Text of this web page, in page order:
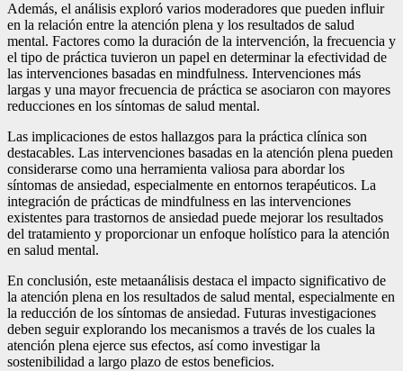
Además, el análisis exploró varios moderadores que pueden influir
en la relación entre la atención plena y los resultados de salud
mental. Factores como la duración de la intervención, la frecuencia y
el tipo de práctica tuvieron un papel en determinar la efectividad de
las intervenciones basadas en mindfulness. Intervenciones más
largas y una mayor frecuencia de práctica se asociaron con mayores
reducciones en los síntomas de salud mental.
Las implicaciones de estos hallazgos para la práctica clínica son
destacables. Las intervenciones basadas en la atención plena pueden
considerarse como una herramienta valiosa para abordar los
síntomas de ansiedad, especialmente en entornos terapéuticos. La
integración de prácticas de mindfulness en las intervenciones
existentes para trastornos de ansiedad puede mejorar los resultados
del tratamiento y proporcionar un enfoque holístico para la atención
en salud mental.
En conclusión, este metaanálisis destaca el impacto significativo de
la atención plena en los resultados de salud mental, especialmente en
la reducción de los síntomas de ansiedad. Futuras investigaciones
deben seguir explorando los mecanismos a través de los cuales la
atención plena ejerce sus efectos, así como investigar la
sostenibilidad a largo plazo de estos beneficios.